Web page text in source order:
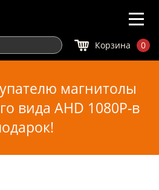
Корзина 0
магнитолы
вида AHD 1080P-в